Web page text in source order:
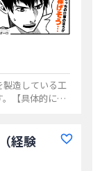
造している工
【具体的に
経験